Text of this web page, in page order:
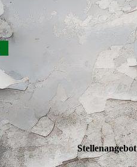
Stellenangebot